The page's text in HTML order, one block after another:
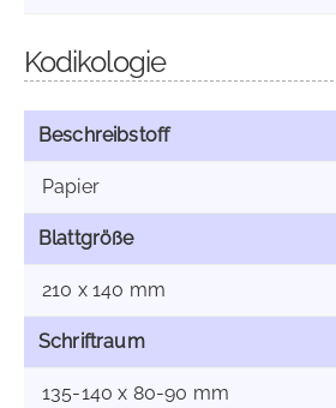
Kodikologie
Beschreibstoff
Papier
Blattgröße
210 x 140 mm
Schriftraum
135-140 x 80-90 mm